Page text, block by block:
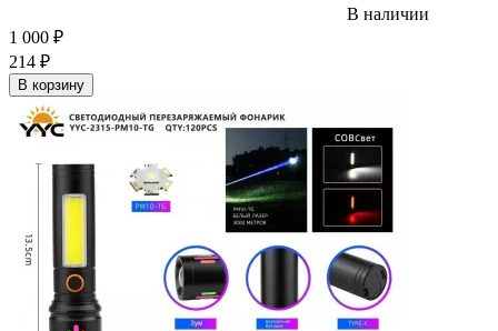
В наличии
1 000 ₽
214 ₽
В корзину